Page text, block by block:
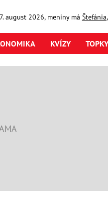
7. august2026, meniny má Štefánia
KVÍZY